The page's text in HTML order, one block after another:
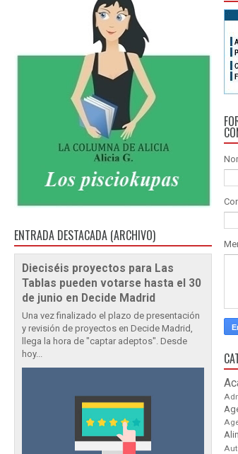
ENTRADA DESTACADA (ARCHIVO)
Dieciséis proyectos para Las
Tablas pueden votarse hasta el 30
de junio en Decide Madrid
Una vez finalizado el plazo de presentación
y revisión de proyectos en Decide Madrid,
llega la hora de "captar adeptos". Desde
hoy...